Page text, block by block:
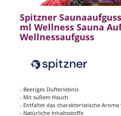
Spitzner
ml Wellness Sauna
Wellnessaufguss
- Beeriges Dufterlebnis
- Mit süßem Hauch
- Entfaltet das charakteristische
- Natürliche Inhaltsstoffe